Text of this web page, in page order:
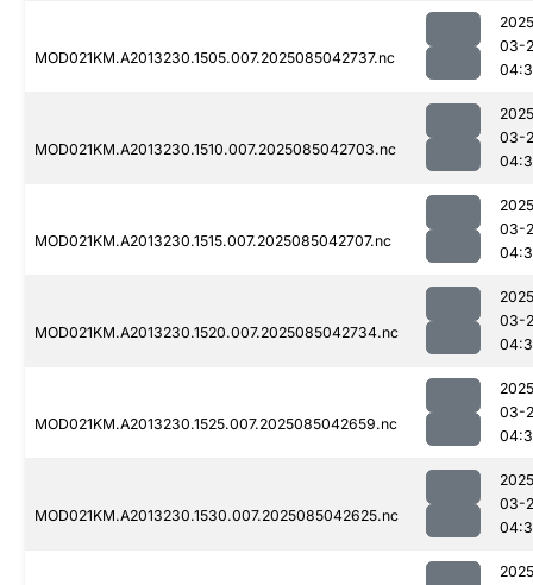
MOD021KM.A2013230.1505.007.2025085042737.nc
03-
MOD021KM.A2013230.1510.007.2025085042703.nc
03-
MOD021KM.A2013230.1515.007.2025085042707.nc
03-
MOD021KM.A2013230.1520.007.2025085042734.nc
03-
MOD021KM.A2013230.1525.007.2025085042659.nc
03-
MOD021KM.A2013230.1530.007.2025085042625.nc
03-